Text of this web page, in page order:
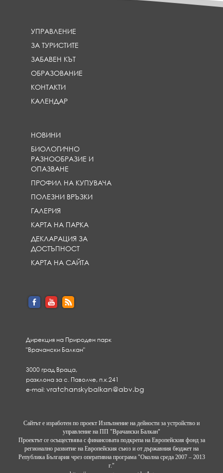
УПРАВЛЕНИЕ
ЗА ТУРИСТИТЕ
ЗАБАВЕН КЪТ
ОБРАЗОВАНИЕ
КОНТАКТИ
КАЛЕНДАР
НОВИНИ
БИОЛОГИЧНО
РАЗНООБРАЗИЕ И
ОПАЗВАНЕ
ПРОФИЛ НА КУПУВАЧА
ПОЛЕЗНИ ВРЪЗКИ
ГАЛЕРИЯ
КАРТА НА ПАРКА
ДЕКЛАРАЦИЯ ЗА
ДОСТЪПНОСТ
КАРТА НА САЙТА
Дирекция на Природен парк
"Врачански Балкан"
3000 град Враца,
разклона за с. Паволче, п.к.241
e-mail:vratchanskybalkan@abv.bg
Сайтът е изработен по проект Изпълнение на дейности за устройство и
управление на ПП "Врачански Балкан"
Проектът се осъществява с финансовата подкрепа на Европейския фонд за
регионално развитие на Европейския съюз и от държавния бюджет на
Република България чрез оперативна програма "Околна среда 2007 – 2013
г."